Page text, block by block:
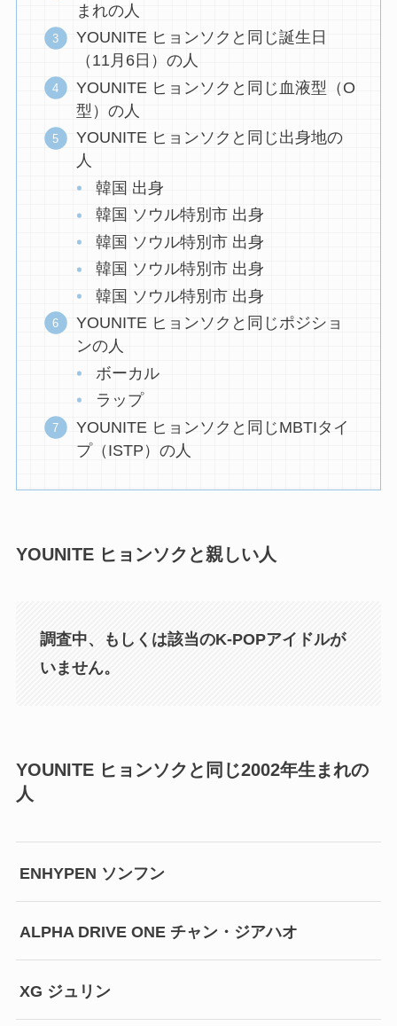
まれの人
YOUNITE ヒョンソクと同じ誕生日
（11月6日）の人
YOUNITE ヒョンソクと同じ血液型（O
型）の人
YOUNITE ヒョンソクと同じ出身地の
人
韓国 出身
韓国 ソウル特別市 出身
韓国 ソウル特別市 出身
韓国 ソウル特別市 出身
韓国 ソウル特別市 出身
YOUNITE ヒョンソクと同じポジショ
ンの人
ボーカル
ラップ
YOUNITE ヒョンソクと同じMBTIタイ
プ（ISTP）の人
YOUNITE ヒョンソクと親しい人
調査中、もしくは該当のK-POPアイドルが
いません。
YOUNITE ヒョンソクと同じ2002年生まれの
人
ENHYPEN ソンフン
ALPHA DRIVE ONE チャン・ジアハオ
XG ジュリン